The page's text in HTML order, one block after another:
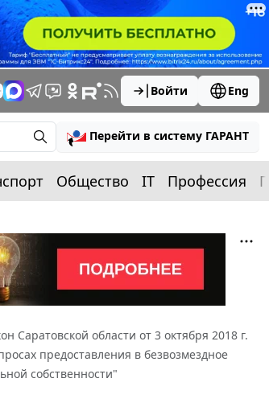
Войти Eng
Перейти в систему ГАРАНТ
Общество IT Профессия
Саратовской области от 3 октября 2018 г.
предоставления в безвозмездное
собственности"